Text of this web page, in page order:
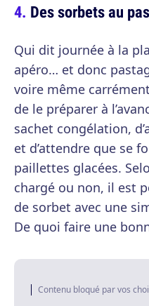
Des sorbets au
Qui dit journée à la
apéro… et donc
voire même
de le préparer à
sachet congélation,
et d’attendre que se
paillettes glacées.
chargé ou non, il est
de sorbet avec une
De quoi faire une
Contenu bloqué par vos